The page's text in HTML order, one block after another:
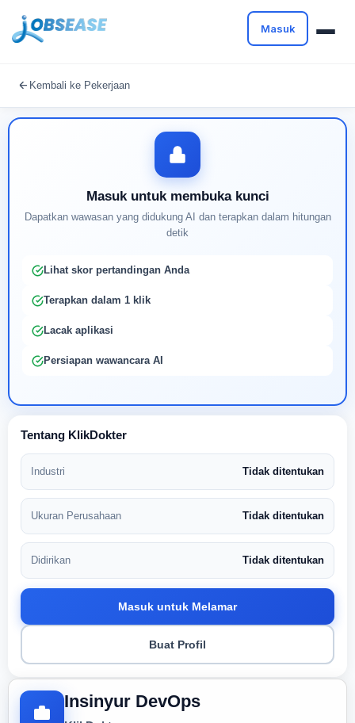
Masuk
Kembali ke Pekerjaan
Insinyur DevOps
Masuk untuk membuka kunci
Dapatkan wawasan yang didukung AI dan terapkan dalam hitungan
detik
Lihat skor pertandingan Anda
Terapkan dalam 1 klik
Lacak aplikasi
Persiapan wawancara AI
Tentang KlikDokter
Industri Tidak ditentukan
Ukuran Perusahaan Tidak ditentukan
Didirikan Tidak ditentukan
Masuk untuk Melamar
Buat Profil
Buat profil Anda untuk membuka kunci pencocokan